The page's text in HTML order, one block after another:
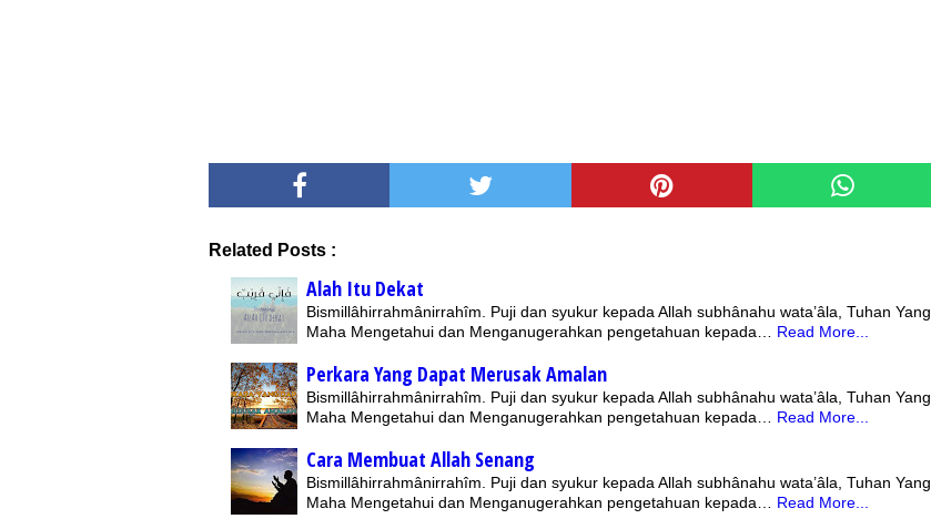
Related Posts :
Alah Itu Dekat
Bismillâhirrahmânirrahîm. Puji dan syukur kepada Allah subhânahu wata’âla, Tuhan Yang
Maha Mengetahui dan Menganugerahkan pengetahuan kepada…
Read More...
Perkara Yang Dapat Merusak Amalan
Bismillâhirrahmânirrahîm. Puji dan syukur kepada Allah subhânahu wata’âla, Tuhan Yang
Maha Mengetahui dan Menganugerahkan pengetahuan kepada…
Read More...
Cara Membuat Allah Senang
Bismillâhirrahmânirrahîm. Puji dan syukur kepada Allah subhânahu wata’âla, Tuhan Yang
Maha Mengetahui dan Menganugerahkan pengetahuan kepada…
Read More...